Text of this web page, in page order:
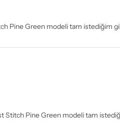
Pine Green modeli tam istediğim
Stitch Pine Green modeli tam